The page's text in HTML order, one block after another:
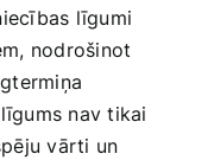
līgumi⁣
nodrošinot
nav tikai
vārti un